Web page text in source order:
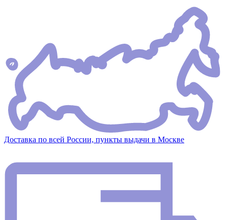
Доставка по всей России, пункты выдачи в Москве